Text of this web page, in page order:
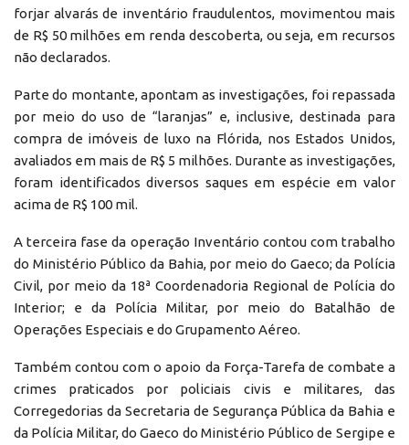
forjar alvarás de inventário fraudulentos, movimentou mais
de R$ 50 milhões em renda descoberta, ou seja, em recursos
não declarados.
Parte do montante, apontam as investigações, foi repassada
por meio do uso de “laranjas” e, inclusive, destinada para
compra de imóveis de luxo na Flórida, nos Estados Unidos,
avaliados em mais de R$ 5 milhões. Durante as investigações,
foram identificados diversos saques em espécie em valor
acima de R$ 100 mil.
A terceira fase da operação Inventário contou com trabalho
do Ministério Público da Bahia, por meio do Gaeco; da Polícia
Civil, por meio da 18ª Coordenadoria Regional de Polícia do
Interior; e da Polícia Militar, por meio do Batalhão de
Operações Especiais e do Grupamento Aéreo.
Também contou com o apoio da Força-Tarefa de combate a
crimes praticados por policiais civis e militares, das
Corregedorias da Secretaria de Segurança Pública da Bahia e
da Polícia Militar, do Gaeco do Ministério Público de Sergipe e